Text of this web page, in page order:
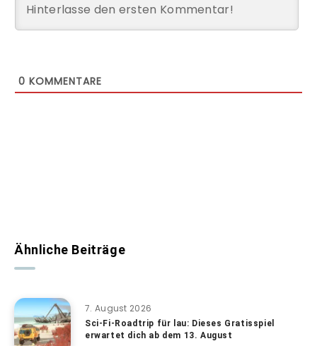
0 KOMMENTARE
Ähnliche Beiträge
7. August 2026
Sci-Fi-Roadtrip für lau: Dieses Gratisspiel
erwartet dich ab dem 13. August